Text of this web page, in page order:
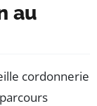
au
cordonnerie